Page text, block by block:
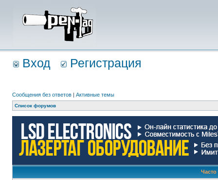
Вход Регистрация
Сообщения без ответов | Активные темы
Список форумов